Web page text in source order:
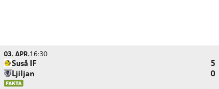
03. APR.16:30
Suså IF
5
Ljiljan
0